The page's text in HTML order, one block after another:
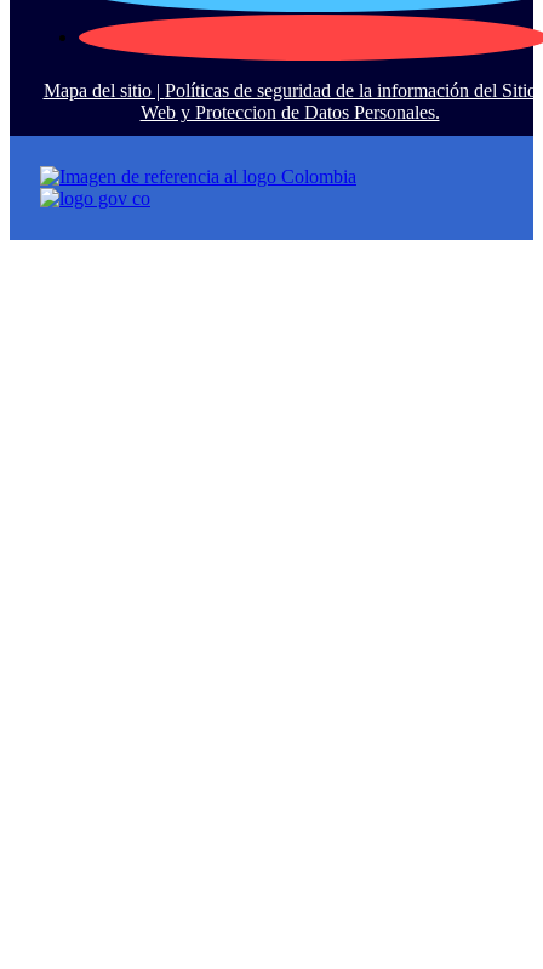
Mapa del sitio | Políticas de seguridad de la información del Sitio
Web y Proteccion de Datos Personales.